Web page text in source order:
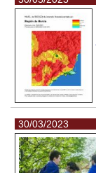
30/03/2023